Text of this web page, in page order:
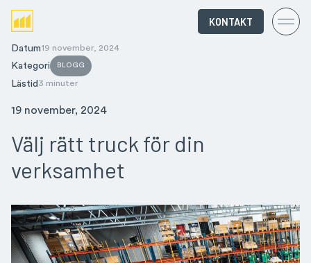
KONTAKT
Datum19 november, 2024
Kategori BLOGG
Lästid3 minuter
19 november, 2024
Välj rätt truck för din
verksamhet